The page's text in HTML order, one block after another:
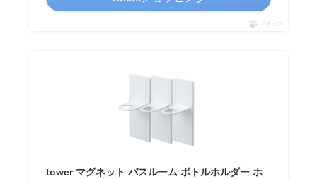
ポチップ
tower マグネット バスルーム ボトルホルダー ホ